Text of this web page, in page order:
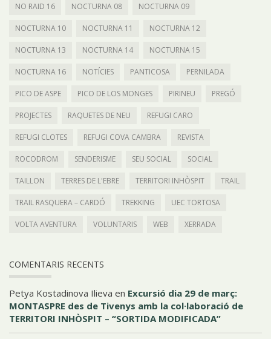
NO RAID 16 NOCTURNA 08 NOCTURNA 09
NOCTURNA 10 NOCTURNA 11 NOCTURNA 12
NOCTURNA 13 NOCTURNA 14 NOCTURNA 15
NOCTURNA 16 NOTÍCIES PANTICOSA PERNILADA
PICO DE ASPE PICO DE LOS MONGES PIRINEU PREGÓ
PROJECTES RAQUETES DE NEU REFUGI CARO
REFUGI CLOTES REFUGI COVA CAMBRA REVISTA
ROCODROM SENDERISME SEU SOCIAL SOCIAL
TAILLON TERRES DE L'EBRE TERRITORI INHÒSPIT TRAIL
TRAIL RASQUERA – CARDÓ TREKKING UEC TORTOSA
VOLTA AVENTURA VOLUNTARIS WEB XERRADA
COMENTARIS RECENTS
Petya Kostadinova Ilieva en Excursió dia 29 de març:
MONTASPRE des de Tivenys amb la col·laboració de
TERRITORI INHÒSPIT – “SORTIDA MODIFICADA”